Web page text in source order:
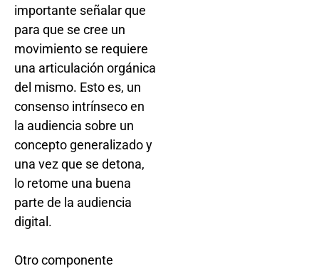
importante señalar que
para que se cree un
movimiento se requiere
una articulación orgánica
del mismo. Esto es, un
consenso intrínseco en
la audiencia sobre un
concepto generalizado y
una vez que se detona,
lo retome una buena
parte de la audiencia
digital.
Otro componente